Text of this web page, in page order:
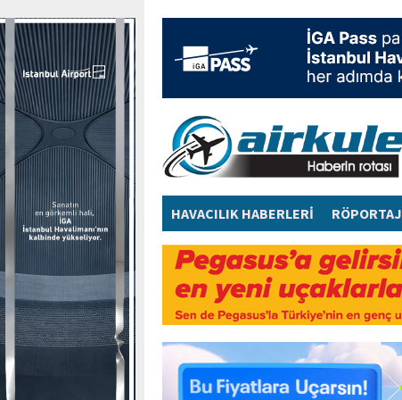
HAVACILIK HABERLERİ RÖPORTAJ